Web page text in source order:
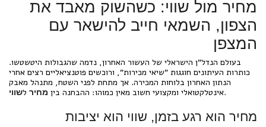
מחיר מול שווי: כשהשוק מאבד את
הצפון, השמאי חייב להישאר עם
המצפן
בעולם הנדל"ן הישראלי של העשור האחרון, נדמה שהגבולות היטשטשו.
כותרות העיתונים חוגגות "שיאי מכירות", ורוכשים פוטנציאליים רצים אחרי
הנתון האחרון בלוחות המכירה. אך מתחת לפני השטח, מתנהל מאבק
אינטלקטואלי ומקצועי חשוב מאין כמוהו: ההבחנה בין מחיר לשווי .
מחיר הוא רגע בזמן, שווי הוא יציבות